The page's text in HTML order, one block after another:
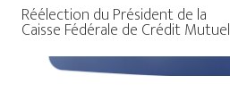
Réélection du Président de la
Caisse Fédérale de Crédit Mutuel